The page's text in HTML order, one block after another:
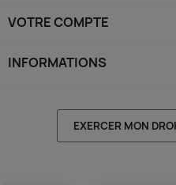
VOTRE COMPTE
INFORMATIONS
EXERCER MON